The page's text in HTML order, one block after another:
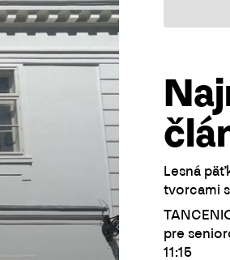
Lesná
tvorcami
pre
11:15